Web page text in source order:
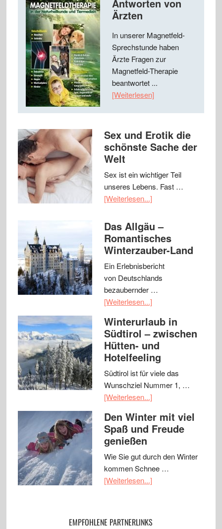
Antworten von
Ärzten
In unserer Magnetfeld-
Sprechstunde haben
Ärzte Fragen zur
Magnetfeld-Therapie
beantwortet ...
[Weiterlesen]
Sex und Erotik die
schönste Sache der
Welt
Sex ist ein wichtiger Teil
unseres Lebens. Fast …
[Weiterlesen...]
Das Allgäu –
Romantisches
Winterzauber-Land
Ein Erlebnisbericht
von Deutschlands
bezaubernder …
[Weiterlesen...]
Winterurlaub in
Südtirol – zwischen
Hütten- und
Hotelfeeling
Südtirol ist für viele das
Wunschziel Nummer 1, …
[Weiterlesen...]
Den Winter mit viel
Spaß und Freude
genießen
Wie Sie gut durch den Winter
kommen Schnee …
[Weiterlesen...]
EMPFOHLENE PARTNERLINKS